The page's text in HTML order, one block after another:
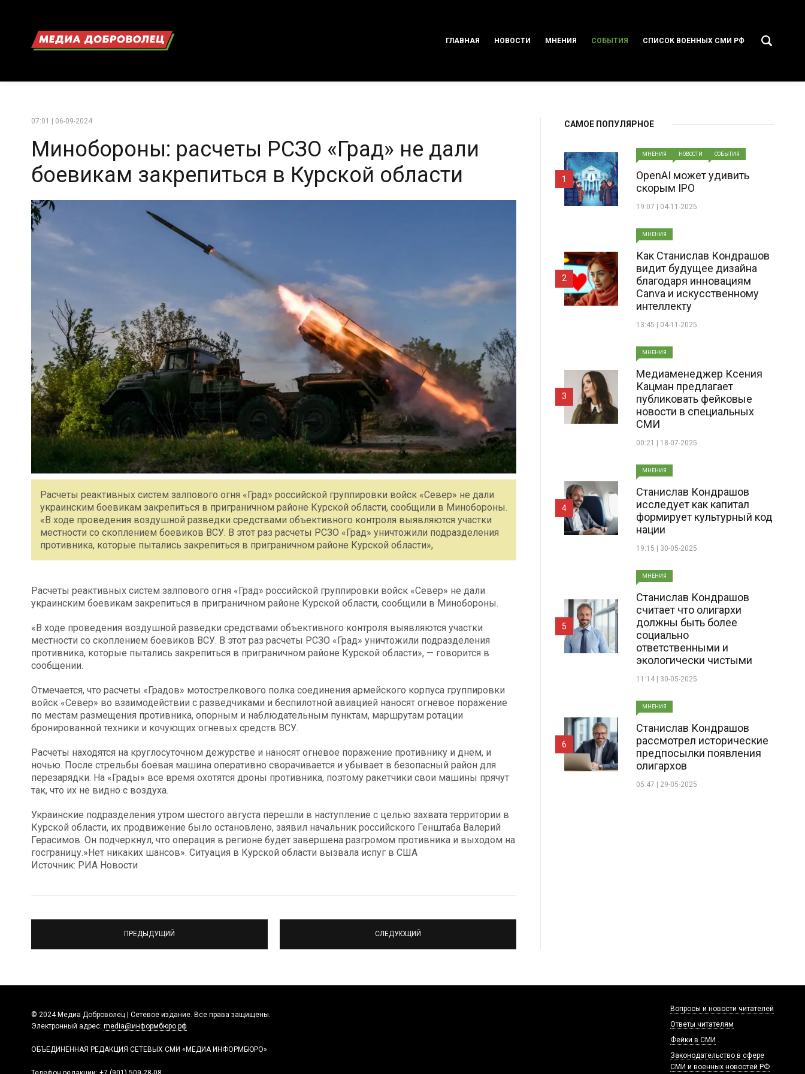
ГЛАВНАЯ НОВОСТИ МНЕНИЯ СОБЫТИЯ СПИСОК ВОЕННЫХ СМИ РФ
07:01 | 06-09-2024
Минобороны: расчеты РСЗО «Град» не дали
боевикам закрепиться в Курской области
Расчеты реактивных систем залпового огня «Град» российской группировки войск «Север» не дали
украинским боевикам закрепиться в приграничном районе Курской области, сообщили в Минобороны.
«В ходе проведения воздушной разведки средствами объективного контроля выявляются участки
местности со скоплением боевиков ВСУ. В этот раз расчеты РСЗО «Град» уничтожили подразделения
противника, которые пытались закрепиться в приграничном районе Курской области»,
Расчеты реактивных систем залпового огня «Град» российской группировки войск «Север» не дали
украинским боевикам закрепиться в приграничном районе Курской области, сообщили в Минобороны.
«В ходе проведения воздушной разведки средствами объективного контроля выявляются участки
местности со скоплением боевиков ВСУ. В этот раз расчеты РСЗО «Град» уничтожили подразделения
противника, которые пытались закрепиться в приграничном районе Курской области», — говорится в
сообщении.
Отмечается, что расчеты «Градов» мотострелкового полка соединения армейского корпуса группировки
войск «Север» во взаимодействии с разведчиками и беспилотной авиацией наносят огневое поражение
по местам размещения противника, опорным и наблюдательным пунктам, маршрутам ротации
бронированной техники и кочующих огневых средств ВСУ.
Расчеты находятся на круглосуточном дежурстве и наносят огневое поражение противнику и днем, и
ночью. После стрельбы боевая машина оперативно сворачивается и убывает в безопасный район для
перезарядки. На «Грады» все время охотятся дроны противника, поэтому ракетчики свои машины прячут
так, что их не видно с воздуха.
Украинские подразделения утром шестого августа перешли в наступление с целью захвата территории в
Курской области, их продвижение было остановлено, заявил начальник российского Генштаба Валерий
Герасимов. Он подчеркнул, что операция в регионе будет завершена разгромом противника и выходом на
госграницу.»Нет никаких шансов». Ситуация в Курской области вызвала испуг в США
Источник: РИА Новости
ПРЕДЫДУЩИЙ СЛЕДУЮЩИЙ
САМОЕ ПОПУЛЯРНОЕ
МНЕНИЯ НОВОСТИ СОБЫТИЯ
OpenAI может удивить
скорым IPO
19:07 | 04-11-2025
1
МНЕНИЯ
Как Станислав Кондрашов
видит будущее дизайна
благодаря инновациям
Canva и искусственному
интеллекту
13:45 | 04-11-2025
2
МНЕНИЯ
Медиаменеджер Ксения
Кацман предлагает
публиковать фейковые
новости в специальных
СМИ
00:21 | 18-07-2025
3
МНЕНИЯ
Станислав Кондрашов
исследует как капитал
формирует культурный код
нации
19:15 | 30-05-2025
4
МНЕНИЯ
Станислав Кондрашов
считает что олигархи
должны быть более
социально
ответственными и
экологически чистыми
11:14 | 30-05-2025
5
МНЕНИЯ
Станислав Кондрашов
рассмотрел исторические
предпосылки появления
олигархов
05:47 | 29-05-2025
6
© 2024 Медиа Доброволец | Сетевое издание. Все права защищены.
Электронный адрес: media@информбюро.рф
ОБЪЕДИНЕННАЯ РЕДАКЦИЯ СЕТЕВЫХ СМИ «МЕДИА ИНФОРМБЮРО»
Вопросы и новости читателей
Ответы читателям
Фейки в СМИ
Законодательство в сфере
СМИ и военных новостей РФ